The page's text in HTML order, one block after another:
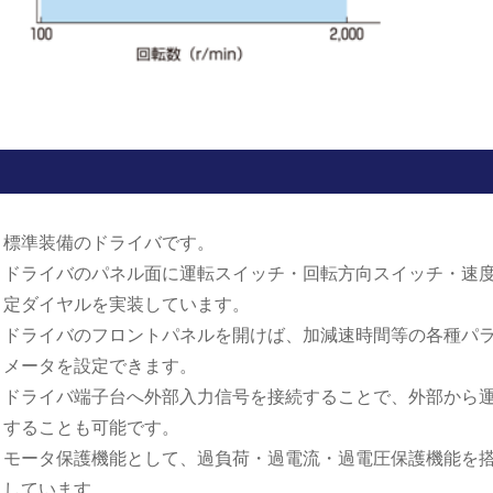
標準装備のドライバです。
ドライバのパネル面に運転スイッチ・回転方向スイッチ・速
定ダイヤルを実装しています。
ドライバのフロントパネルを開けば、加減速時間等の各種パ
メータを設定できます。
ドライバ端子台へ外部入力信号を接続することで、外部から
することも可能です。
モータ保護機能として、過負荷・過電流・過電圧保護機能を
しています。